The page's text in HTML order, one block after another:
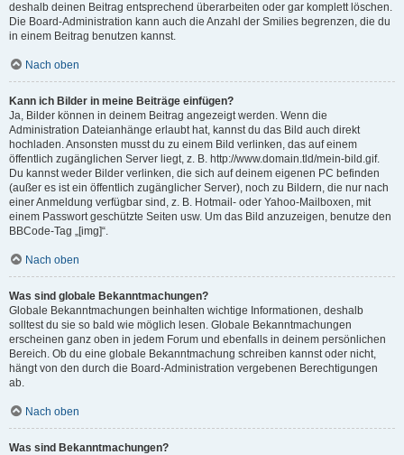
deshalb deinen Beitrag entsprechend überarbeiten oder gar komplett löschen.
Die Board-Administration kann auch die Anzahl der Smilies begrenzen, die du
in einem Beitrag benutzen kannst.
Nach oben
Kann ich Bilder in meine Beiträge einfügen?
Ja, Bilder können in deinem Beitrag angezeigt werden. Wenn die
Administration Dateianhänge erlaubt hat, kannst du das Bild auch direkt
hochladen. Ansonsten musst du zu einem Bild verlinken, das auf einem
öffentlich zugänglichen Server liegt, z. B. http://www.domain.tld/mein-bild.gif.
Du kannst weder Bilder verlinken, die sich auf deinem eigenen PC befinden
(außer es ist ein öffentlich zugänglicher Server), noch zu Bildern, die nur nach
einer Anmeldung verfügbar sind, z. B. Hotmail- oder Yahoo-Mailboxen, mit
einem Passwort geschützte Seiten usw. Um das Bild anzuzeigen, benutze den
BBCode-Tag „[img]“.
Nach oben
Was sind globale Bekanntmachungen?
Globale Bekanntmachungen beinhalten wichtige Informationen, deshalb
solltest du sie so bald wie möglich lesen. Globale Bekanntmachungen
erscheinen ganz oben in jedem Forum und ebenfalls in deinem persönlichen
Bereich. Ob du eine globale Bekanntmachung schreiben kannst oder nicht,
hängt von den durch die Board-Administration vergebenen Berechtigungen
ab.
Nach oben
Was sind Bekanntmachungen?